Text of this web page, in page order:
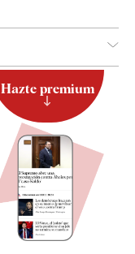
Hazte premium